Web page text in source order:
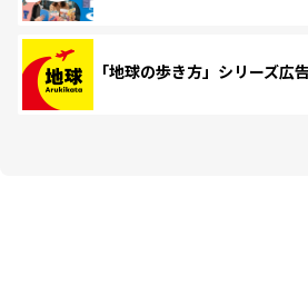
「地球の歩き方」シリーズ広